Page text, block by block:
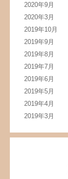
2020年9月
2020年3月
2019年10月
2019年9月
2019年8月
2019年7月
2019年6月
2019年5月
2019年4月
2019年3月